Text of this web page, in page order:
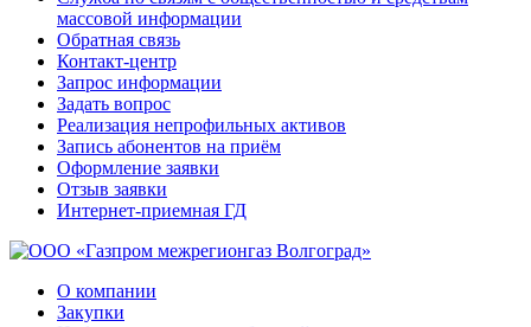
массовой информации
Обратная связь
Контакт-центр
Запрос информации
Задать вопрос
Реализация непрофильных активов
Запись абонентов на приём
Оформление заявки
Отзыв заявки
Интернет-приемная ГД
О компании
Закупки